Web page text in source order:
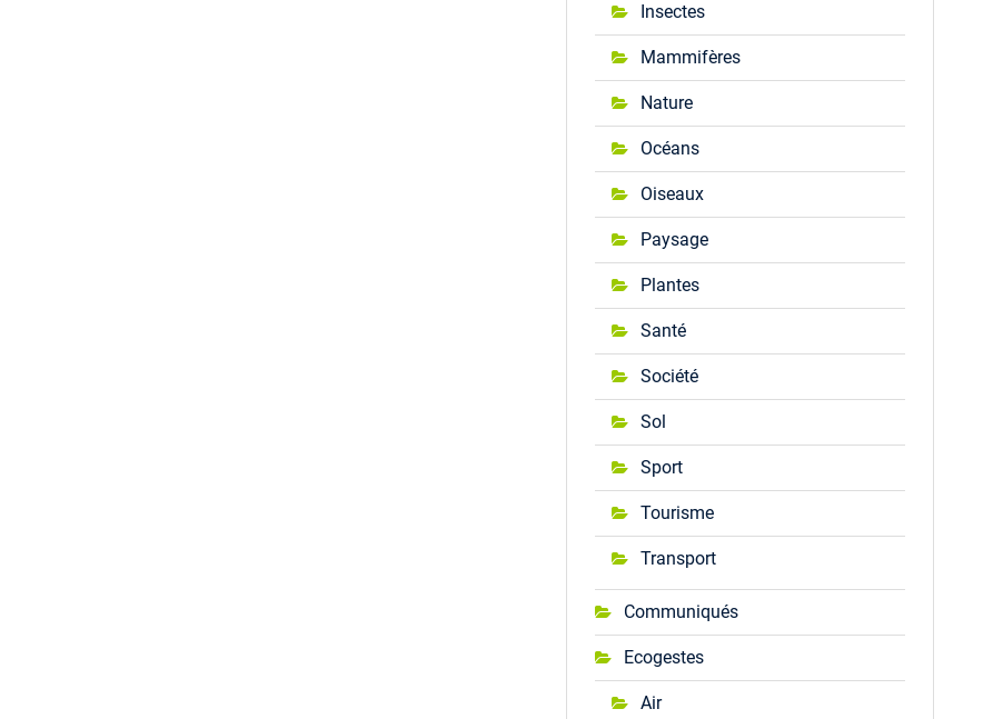
Insectes
Mammifères
Nature
Océans
Oiseaux
Paysage
Plantes
Santé
Société
Sol
Sport
Tourisme
Transport
Communiqués
Ecogestes
Air